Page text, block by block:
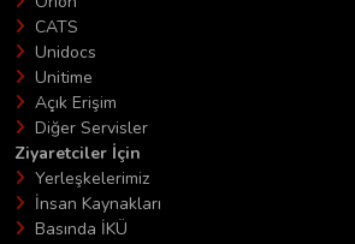
CATS
Unidocs
Unitime
Açık Erişim
Diğer Servisler
Ziyaretciler İçin
Yerleşkelerimiz
İnsan Kaynakları
Basında İKÜ